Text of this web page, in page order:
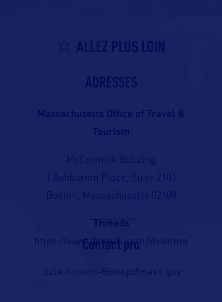
ALLEZ PLUS LOIN
ADRESSES
Massachusetts Office of Travel &
McCormick Building
1 Ashburton Place, Suite 2101
Boston, Massachusetts 02108
https://www.threads.com/@visitma
Contact pro
Julie.Arrison-Bishop@mass.gov